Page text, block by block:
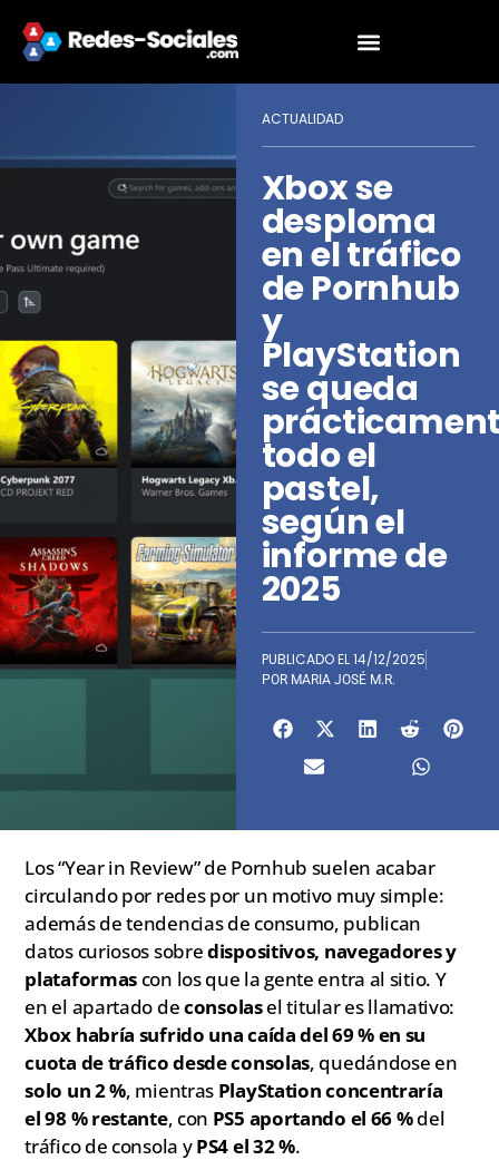
ACTUALIDAD
Xbox se
desploma
en el tráfico
de Pornhub
y
PlayStation
se queda
todo el
pastel,
según el
informe de
2025
PUBLICADO EL14/12/2025
POR MARIA JOSÉ M.R.
Los “Year in Review” de Pornhub suelen acabar
circulando por redes por un motivo muy simple:
además de tendencias de consumo, publican
datos curiosos sobredispositivos, navegadores y
plataformas con los que la gente entra al sitio. Y
en el apartado deconsolasel titular es llamativo:
Xbox habría sufrido una caída del 69 % en su
cuota de tráfico desde consolas, quedándose en
solo un 2 %, mientras PlayStation concentraría
el 98 % restante, con PS5 aportando el 66 %del
tráfico de consola yPS4 el 32 %.